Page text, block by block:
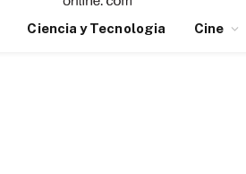
Ciencia y Tecnologia Cine